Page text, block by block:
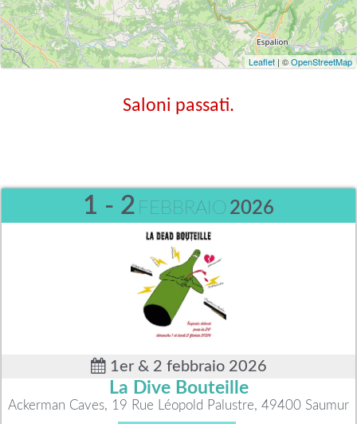
Leaflet | ©OpenStreetMap
Saloni passati.
1 - 2 FEBBRAIO 2026
1er & 2 febbraio 2026
La Dive Bouteille
Ackerman Caves, 19 Rue Léopold Palustre, 49400 Saumur